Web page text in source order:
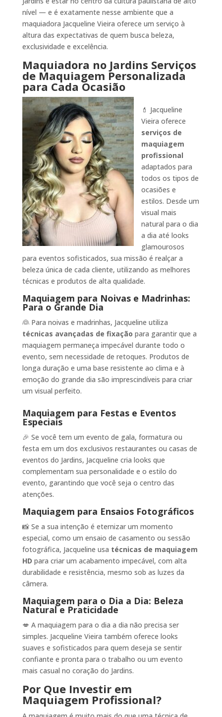
nível — e é exatamente nesse ambiente que a
maquiadora Jacqueline Vieira oferece um serviço à
altura das expectativas de quem busca beleza,
exclusividade e excelência.
Maquiadora no Jardins Serviços
de Maquiagem Personalizada
para Cada Ocasião
💄 Jacqueline
Vieira oferece
serviços de
maquiagem
profissional
adaptados para
todos os tipos de
ocasiões e
estilos. Desde um
visual mais
natural para o dia
a dia até looks
glamourosos
para eventos sofisticados, sua missão é realçar a
beleza única de cada cliente, utilizando as melhores
técnicas e produtos de alta qualidade.
Maquiagem para Noivas e Madrinhas:
Para o Grande Dia
👰 Para noivas e madrinhas, Jacqueline utiliza
técnicas avançadas de fixação para garantir que a
maquiagem permaneça impecável durante todo o
evento, sem necessidade de retoques. Produtos de
longa duração e uma base resistente ao clima e à
emoção do grande dia são imprescindíveis para criar
um visual perfeito.
Maquiagem para Festas e Eventos
Especiais
🎉 Se você tem um evento de gala, formatura ou
festa em um dos exclusivos restaurantes ou casas de
eventos do Jardins, Jacqueline cria looks que
complementam sua personalidade e o estilo do
evento, garantindo que você seja o centro das
atenções.
Maquiagem para Ensaios Fotográficos
📸 Se a sua intenção é eternizar um momento
especial, como um ensaio de casamento ou sessão
fotográfica, Jacqueline usa técnicas de maquiagem
HD para criar um acabamento impecável, com alta
durabilidade e resistência, mesmo sob as luzes da
câmera.
Maquiagem para o Dia a Dia: Beleza
Natural e Praticidade
💋 A maquiagem para o dia a dia não precisa ser
simples. Jacqueline Vieira também oferece looks
suaves e sofisticados para quem deseja se sentir
confiante e pronta para o trabalho ou um evento
mais casual no coração do Jardins.
Por Que Investir em
Maquiagem Profissional?